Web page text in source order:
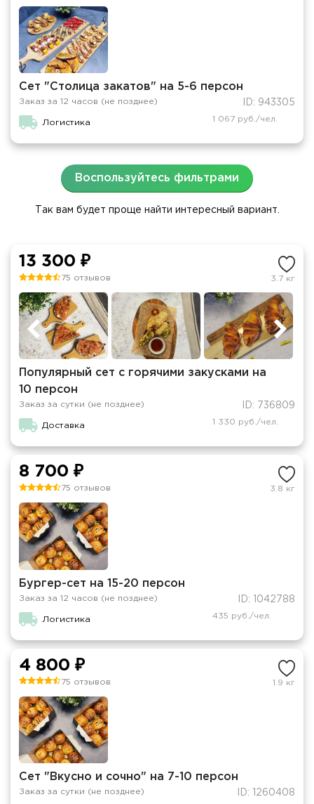
Сет "Столица закатов" на 5-6 персон
Заказ за 12 часов (не позднее) ID: 943305
Логистика 1 067 руб./чел.
Воспользуйтесь фильтрами
Так вам будет проще найти интересный вариант.
13 300 ₽
75 отзывов 3.7 кг
Популярный сет с горячими закусками на
10 персон
Заказ за сутки (не позднее) ID: 736809
Доставка 1 330 руб./чел.
8 700 ₽
75 отзывов 3.8 кг
Бургер-сет на 15-20 персон
Заказ за 12 часов (не позднее) ID: 1042788
Логистика 435 руб./чел.
4 800 ₽
75 отзывов 1.9 кг
Сет "Вкусно и сочно" на 7-10 персон
Заказ за сутки (не позднее) ID: 1260408